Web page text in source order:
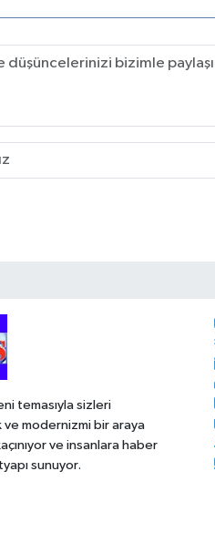
temasıyla sizleri
modernizmi bir araya
ve insanlara haber
sunuyor.